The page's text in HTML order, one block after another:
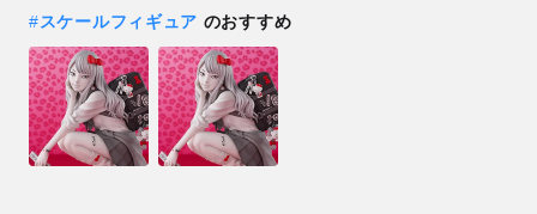
#スケールフィギュア のおすすめ